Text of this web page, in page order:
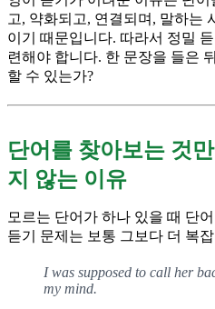
고, 약화되고, 연결되며, 말하는
이기 때문입니다. 따라서 정밀
련해야 합니다. 한 문장을 들은
할 수 있는가?
단어를 찾아보는 것
지 않는 이유
모르는 단어가 하나 있을 때 단
듣기 문제는 보통 그보다 더 복
I was supposed to call her
my mind.